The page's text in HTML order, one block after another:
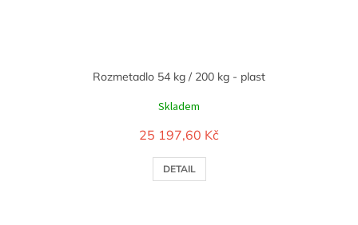
Rozmetadlo 54 kg / 200 kg - plast
Skladem
25 197,60 Kč
DETAIL